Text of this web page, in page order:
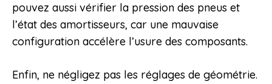
pouvez aussi vérifier la pression des pneus et
l’état des amortisseurs, car une mauvaise
configuration accélère l’usure des composants.
Enfin, ne négligez pas les réglages de géométrie.